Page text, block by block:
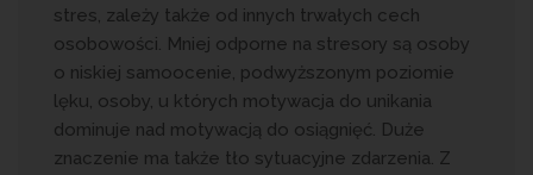
stres, zależy także od innych trwałych cech
osobowości. Mniej odporne na stresory są osoby
o niskiej samoocenie, podwyższonym poziomie
lęku, osoby, u których motywacja do unikania
dominuje nad motywacją do osiągnięć. Duże
znaczenie ma także tło sytuacyjne zdarzenia. Z